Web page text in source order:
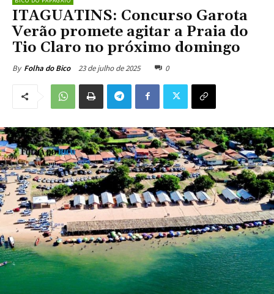
ITAGUATINS: Concurso Garota
Verão promete agitar a Praia do
Tio Claro no próximo domingo
By Folha do Bico 23 de julho de 2025 0